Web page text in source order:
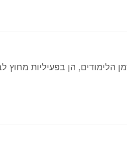
הן בפעיליות מחוץ